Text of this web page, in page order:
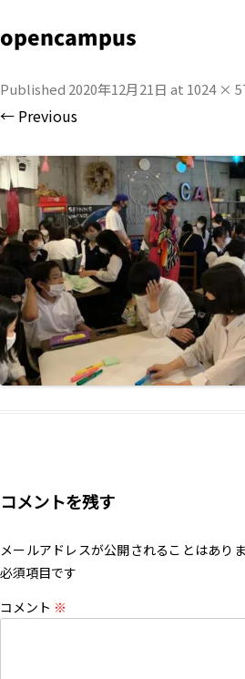
opencampus
Published 2020年12月21日 at 1024 ×
← Previous
コメントを残す
メールアドレスが公開されることはありま
必須項目です
コメント ※